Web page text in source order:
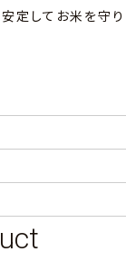
定してお米を守り